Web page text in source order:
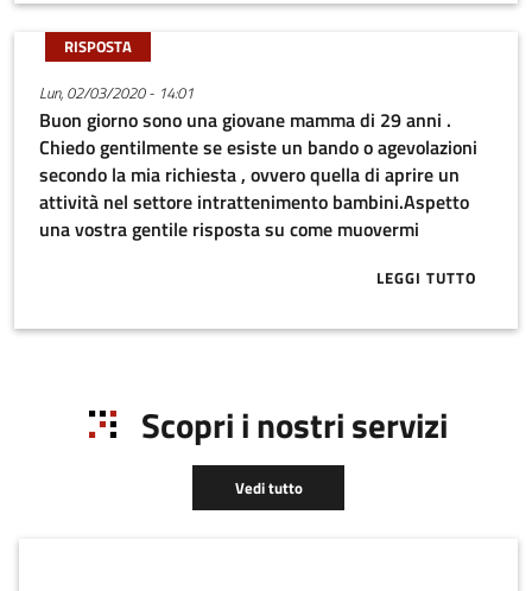
RISPOSTA
Lun, 02/03/2020 - 14:01
Buon giorno sono una giovane mamma di 29 anni .
Chiedo gentilmente se esiste un bando o agevolazioni
secondo la mia richiesta , ovvero quella di aprire un
attività nel settore intrattenimento bambini.Aspetto
una vostra gentile risposta su come muovermi
LEGGI TUTTO
ABOUT
Scopri i nostri servizi
Vedi tutto